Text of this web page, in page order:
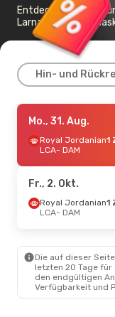
Entdecken Sie die
Larnaka nach
Hin- und
Mo., 19. Okt.- Sa.,
Royal Jordanian1
LCA- DAM
DAM- LCA
Mo., 31. Aug.
Royal Jordanian1
LCA- DAM
Fr., 2. Okt.
Royal Jordanian1
LCA- DAM
Die auf dieser
letzten 20 Tage
den endgültigen
Verfügbarkeit und